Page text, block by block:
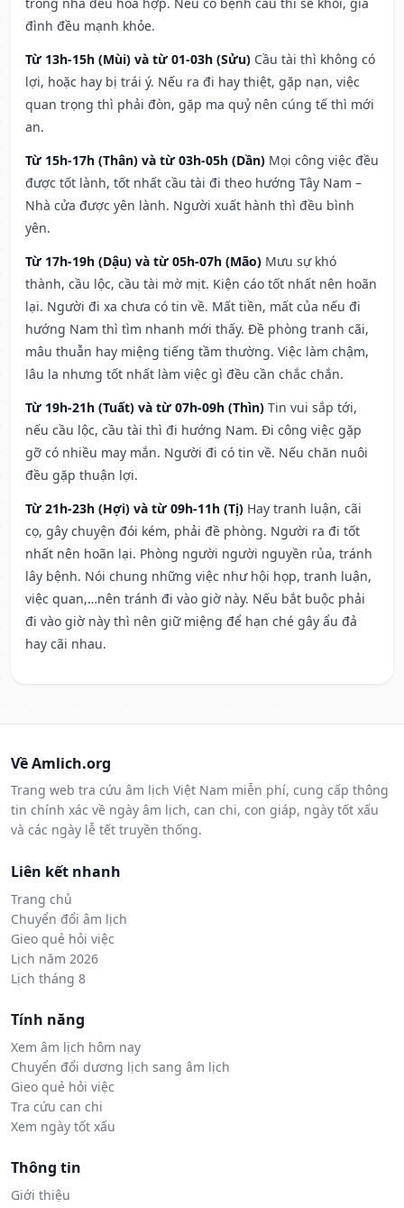
đình đều mạnh khỏe.
Từ 13h-15h (Mùi) và từ 01-03h (Sửu) Cầu tài thì không có
lợi, hoặc hay bị trái ý. Nếu ra đi hay thiệt, gặp nạn, việc
quan trọng thì phải đòn, gặp ma quỷ nên cúng tế thì mới
an.
Từ 15h-17h (Thân) và từ 03h-05h (Dần) Mọi công việc đều
được tốt lành, tốt nhất cầu tài đi theo hướng Tây Nam –
Nhà cửa được yên lành. Người xuất hành thì đều bình
yên.
Từ 17h-19h (Dậu) và từ 05h-07h (Mão) Mưu sự khó
thành, cầu lộc, cầu tài mờ mịt. Kiện cáo tốt nhất nên hoãn
lại. Người đi xa chưa có tin về. Mất tiền, mất của nếu đi
hướng Nam thì tìm nhanh mới thấy. Đề phòng tranh cãi,
mâu thuẫn hay miệng tiếng tầm thường. Việc làm chậm,
lâu la nhưng tốt nhất làm việc gì đều cần chắc chắn.
Từ 19h-21h (Tuất) và từ 07h-09h (Thìn) Tin vui sắp tới,
nếu cầu lộc, cầu tài thì đi hướng Nam. Đi công việc gặp
gỡ có nhiều may mắn. Người đi có tin về. Nếu chăn nuôi
đều gặp thuận lợi.
Từ 21h-23h (Hợi) và từ 09h-11h (Tị) Hay tranh luận, cãi
cọ, gây chuyện đói kém, phải đề phòng. Người ra đi tốt
nhất nên hoãn lại. Phòng người người nguyền rủa, tránh
lây bệnh. Nói chung những việc như hội họp, tranh luận,
việc quan,…nên tránh đi vào giờ này. Nếu bắt buộc phải
đi vào giờ này thì nên giữ miệng để hạn ché gây ẩu đả
hay cãi nhau.
Về Amlich.org
Trang web tra cứu âm lịch Việt Nam miễn phí, cung cấp thông
tin chính xác về ngày âm lịch, can chi, con giáp, ngày tốt xấu
và các ngày lễ tết truyền thống.
Liên kết nhanh
Trang chủ
Chuyển đổi âm lịch
Gieo quẻ hỏi việc
Lịch năm 2026
Lịch tháng 8
Tính năng
Xem âm lịch hôm nay
Chuyển đổi dương lịch sang âm lịch
Gieo quẻ hỏi việc
Tra cứu can chi
Xem ngày tốt xấu
Thông tin
Giới thiệu